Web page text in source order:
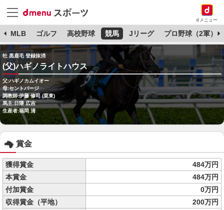
dメニュー
MLB ゴルフ 高校野球 競馬 Jリーグ プロ野球（2軍）
牡 黒鹿毛 登録抹消
(父)ハギノライトハウス
父:ハギノカムイオー
母:セントバージ
調教師:伊藤 修司 (栗東)
馬主:日隈 広吉
生産者:福岡 清
賞金
獲得賞金
484万円
本賞金
484万円
付加賞金
0万円
収得賞金（平地）
200万円